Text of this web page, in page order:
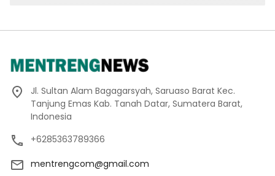
Jl. Sultan Alam Bagagarsyah, Saruaso Barat Kec.
Tanjung Emas Kab. Tanah Datar, Sumatera Barat,
Indonesia
+6285363789366
mentrengcom@gmail.com